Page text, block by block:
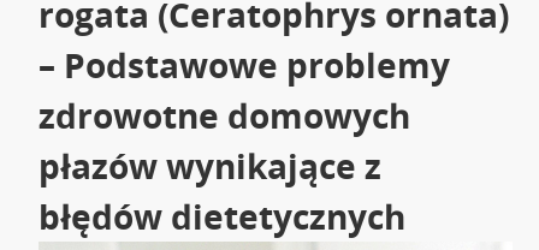
rogata (Ceratophrys ornata)
– Podstawowe problemy
zdrowotne domowych
płazów wynikające z
błędów dietetycznych